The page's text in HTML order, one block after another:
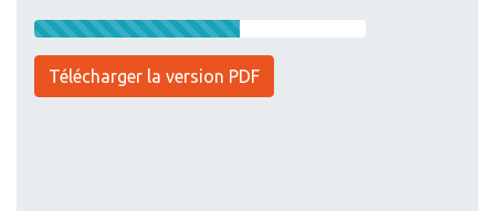
Télécharger la version PDF